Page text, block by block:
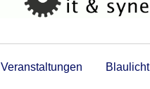
Veranstaltungen Blaulicht